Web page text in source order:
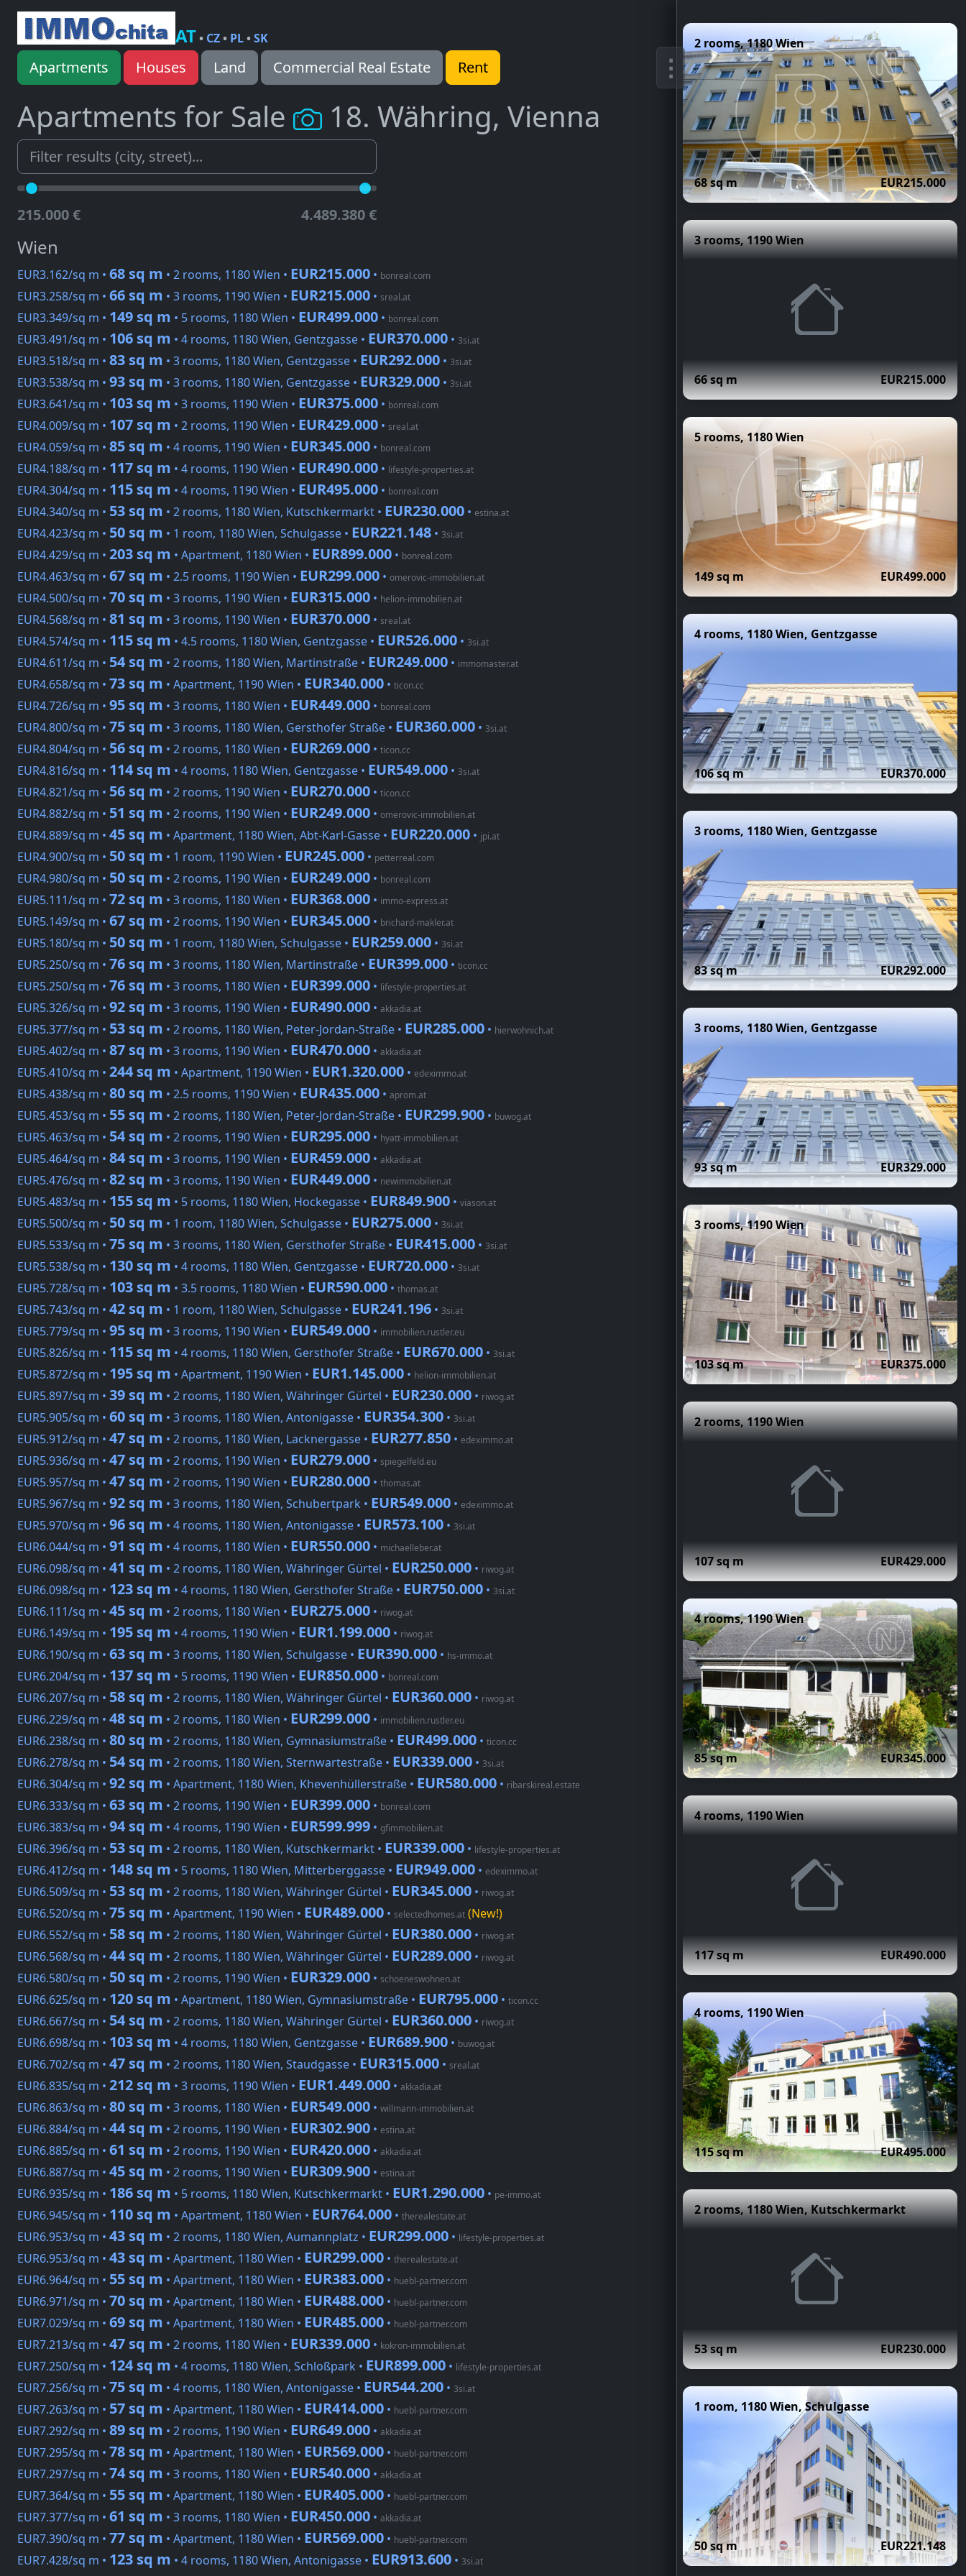
AT• CZ• PL•SK
Apartments Houses Land Commercial Real Estate Rent
Apartments for Sale 18. Währing, Vienna
215.000 € 4.489.380 €
Wien
EUR3.162/sq m • 68 sq m • 2 rooms, 1180 Wien • EUR215.000 • bonreal.com
EUR3.258/sq m • 66 sq m • 3 rooms, 1190 Wien • EUR215.000 • sreal.at
EUR3.349/sq m • 149 sq m • 5 rooms, 1180 Wien • EUR499.000 • bonreal.com
EUR3.491/sq m • 106 sq m • 4 rooms, 1180 Wien, Gentzgasse • EUR370.000 • 3si.at
EUR3.518/sq m • 83 sq m • 3 rooms, 1180 Wien, Gentzgasse • EUR292.000 • 3si.at
EUR3.538/sq m • 93 sq m • 3 rooms, 1180 Wien, Gentzgasse • EUR329.000 • 3si.at
EUR3.641/sq m • 103 sq m • 3 rooms, 1190 Wien • EUR375.000 • bonreal.com
EUR4.009/sq m • 107 sq m • 2 rooms, 1190 Wien • EUR429.000 • sreal.at
EUR4.059/sq m • 85 sq m • 4 rooms, 1190 Wien • EUR345.000 • bonreal.com
EUR4.188/sq m • 117 sq m • 4 rooms, 1190 Wien • EUR490.000 • lifestyle-properties.at
EUR4.304/sq m • 115 sq m • 4 rooms, 1190 Wien • EUR495.000 • bonreal.com
EUR4.340/sq m • 53 sq m • 2 rooms, 1180 Wien, Kutschkermarkt • EUR230.000 • estina.at
EUR4.423/sq m • 50 sq m • 1 room, 1180 Wien, Schulgasse • EUR221.148 • 3si.at
EUR4.429/sq m • 203 sq m • Apartment, 1180 Wien • EUR899.000 • bonreal.com
EUR4.463/sq m • 67 sq m • 2.5 rooms, 1190 Wien • EUR299.000 • omerovic-immobilien.at
EUR4.500/sq m • 70 sq m • 3 rooms, 1190 Wien • EUR315.000 • helion-immobilien.at
EUR4.568/sq m • 81 sq m • 3 rooms, 1190 Wien • EUR370.000 • sreal.at
EUR4.574/sq m • 115 sq m • 4.5 rooms, 1180 Wien, Gentzgasse • EUR526.000 • 3si.at
EUR4.611/sq m • 54 sq m • 2 rooms, 1180 Wien, Martinstraße • EUR249.000 • immomaster.at
EUR4.658/sq m • 73 sq m • Apartment, 1190 Wien • EUR340.000 • ticon.cc
EUR4.726/sq m • 95 sq m • 3 rooms, 1180 Wien • EUR449.000 • bonreal.com
EUR4.800/sq m • 75 sq m • 3 rooms, 1180 Wien, Gersthofer Straße • EUR360.000 • 3si.at
EUR4.804/sq m • 56 sq m • 2 rooms, 1180 Wien • EUR269.000 • ticon.cc
EUR4.816/sq m • 114 sq m • 4 rooms, 1180 Wien, Gentzgasse • EUR549.000 • 3si.at
EUR4.821/sq m • 56 sq m • 2 rooms, 1190 Wien • EUR270.000 • ticon.cc
EUR4.882/sq m • 51 sq m • 2 rooms, 1190 Wien • EUR249.000 • omerovic-immobilien.at
EUR4.889/sq m • 45 sq m • Apartment, 1180 Wien, Abt-Karl-Gasse • EUR220.000 • jpi.at
EUR4.900/sq m • 50 sq m • 1 room, 1190 Wien • EUR245.000 • petterreal.com
EUR4.980/sq m • 50 sq m • 2 rooms, 1190 Wien • EUR249.000 • bonreal.com
EUR5.111/sq m • 72 sq m • 3 rooms, 1180 Wien • EUR368.000 • immo-express.at
EUR5.149/sq m • 67 sq m • 2 rooms, 1190 Wien • EUR345.000 • brichard-makler.at
EUR5.180/sq m • 50 sq m • 1 room, 1180 Wien, Schulgasse • EUR259.000 • 3si.at
EUR5.250/sq m • 76 sq m • 3 rooms, 1180 Wien, Martinstraße • EUR399.000 • ticon.cc
EUR5.250/sq m • 76 sq m • 3 rooms, 1180 Wien • EUR399.000 • lifestyle-properties.at
EUR5.326/sq m • 92 sq m • 3 rooms, 1190 Wien • EUR490.000 • akkadia.at
EUR5.377/sq m • 53 sq m • 2 rooms, 1180 Wien, Peter-Jordan-Straße • EUR285.000 • hierwohnich.at
EUR5.402/sq m • 87 sq m • 3 rooms, 1190 Wien • EUR470.000 • akkadia.at
EUR5.410/sq m • 244 sq m • Apartment, 1190 Wien • EUR1.320.000 • edeximmo.at
EUR5.438/sq m • 80 sq m • 2.5 rooms, 1190 Wien • EUR435.000 • aprom.at
EUR5.453/sq m • 55 sq m • 2 rooms, 1180 Wien, Peter-Jordan-Straße • EUR299.900 • buwog.at
EUR5.463/sq m • 54 sq m • 2 rooms, 1190 Wien • EUR295.000 • hyatt-immobilien.at
EUR5.464/sq m • 84 sq m • 3 rooms, 1190 Wien • EUR459.000 • akkadia.at
EUR5.476/sq m • 82 sq m • 3 rooms, 1190 Wien • EUR449.000 • newimmobilien.at
EUR5.483/sq m • 155 sq m • 5 rooms, 1180 Wien, Hockegasse • EUR849.900 • viason.at
EUR5.500/sq m • 50 sq m • 1 room, 1180 Wien, Schulgasse • EUR275.000 • 3si.at
EUR5.533/sq m • 75 sq m • 3 rooms, 1180 Wien, Gersthofer Straße • EUR415.000 • 3si.at
EUR5.538/sq m • 130 sq m • 4 rooms, 1180 Wien, Gentzgasse • EUR720.000 • 3si.at
EUR5.728/sq m • 103 sq m • 3.5 rooms, 1180 Wien • EUR590.000 • thomas.at
EUR5.743/sq m • 42 sq m • 1 room, 1180 Wien, Schulgasse • EUR241.196 • 3si.at
EUR5.779/sq m • 95 sq m • 3 rooms, 1190 Wien • EUR549.000 • immobilien.rustler.eu
EUR5.826/sq m • 115 sq m • 4 rooms, 1180 Wien, Gersthofer Straße • EUR670.000 • 3si.at
EUR5.872/sq m • 195 sq m • Apartment, 1190 Wien • EUR1.145.000 • helion-immobilien.at
EUR5.897/sq m • 39 sq m • 2 rooms, 1180 Wien, Währinger Gürtel • EUR230.000 • riwog.at
EUR5.905/sq m • 60 sq m • 3 rooms, 1180 Wien, Antonigasse • EUR354.300 • 3si.at
EUR5.912/sq m • 47 sq m • 2 rooms, 1180 Wien, Lacknergasse • EUR277.850 • edeximmo.at
EUR5.936/sq m • 47 sq m • 2 rooms, 1190 Wien • EUR279.000 • spiegelfeld.eu
EUR5.957/sq m • 47 sq m • 2 rooms, 1190 Wien • EUR280.000 • thomas.at
EUR5.967/sq m • 92 sq m • 3 rooms, 1180 Wien, Schubertpark • EUR549.000 • edeximmo.at
EUR5.970/sq m • 96 sq m • 4 rooms, 1180 Wien, Antonigasse • EUR573.100 • 3si.at
EUR6.044/sq m • 91 sq m • 4 rooms, 1180 Wien • EUR550.000 • michaelleber.at
EUR6.098/sq m • 41 sq m • 2 rooms, 1180 Wien, Währinger Gürtel • EUR250.000 • riwog.at
EUR6.098/sq m • 123 sq m • 4 rooms, 1180 Wien, Gersthofer Straße • EUR750.000 • 3si.at
EUR6.111/sq m • 45 sq m • 2 rooms, 1180 Wien • EUR275.000 • riwog.at
EUR6.149/sq m • 195 sq m • 4 rooms, 1190 Wien • EUR1.199.000 • riwog.at
EUR6.190/sq m • 63 sq m • 3 rooms, 1180 Wien, Schulgasse • EUR390.000 • hs-immo.at
EUR6.204/sq m • 137 sq m • 5 rooms, 1190 Wien • EUR850.000 • bonreal.com
EUR6.207/sq m • 58 sq m • 2 rooms, 1180 Wien, Währinger Gürtel • EUR360.000 • riwog.at
EUR6.229/sq m • 48 sq m • 2 rooms, 1180 Wien • EUR299.000 • immobilien.rustler.eu
EUR6.238/sq m • 80 sq m • 2 rooms, 1180 Wien, Gymnasiumstraße • EUR499.000 • ticon.cc
EUR6.278/sq m • 54 sq m • 2 rooms, 1180 Wien, Sternwartestraße • EUR339.000 • 3si.at
EUR6.304/sq m • 92 sq m • Apartment, 1180 Wien, Khevenhüllerstraße • EUR580.000 • ribarskireal.estate
EUR6.333/sq m • 63 sq m • 2 rooms, 1190 Wien • EUR399.000 • bonreal.com
EUR6.383/sq m • 94 sq m • 4 rooms, 1190 Wien • EUR599.999 • gfimmobilien.at
EUR6.396/sq m • 53 sq m • 2 rooms, 1180 Wien, Kutschkermarkt • EUR339.000 • lifestyle-properties.at
EUR6.412/sq m • 148 sq m • 5 rooms, 1180 Wien, Mitterberggasse • EUR949.000 • edeximmo.at
EUR6.509/sq m • 53 sq m • 2 rooms, 1180 Wien, Währinger Gürtel • EUR345.000 • riwog.at
EUR6.520/sq m • 75 sq m • Apartment, 1190 Wien • EUR489.000 • selectedhomes.at (New!)
EUR6.552/sq m • 58 sq m • 2 rooms, 1180 Wien, Währinger Gürtel • EUR380.000 • riwog.at
EUR6.568/sq m • 44 sq m • 2 rooms, 1180 Wien, Währinger Gürtel • EUR289.000 • riwog.at
EUR6.580/sq m • 50 sq m • 2 rooms, 1190 Wien • EUR329.000 • schoeneswohnen.at
EUR6.625/sq m • 120 sq m • Apartment, 1180 Wien, Gymnasiumstraße • EUR795.000 • ticon.cc
EUR6.667/sq m • 54 sq m • 2 rooms, 1180 Wien, Währinger Gürtel • EUR360.000 • riwog.at
EUR6.698/sq m • 103 sq m • 4 rooms, 1180 Wien, Gentzgasse • EUR689.900 • buwog.at
EUR6.702/sq m • 47 sq m • 2 rooms, 1180 Wien, Staudgasse • EUR315.000 • sreal.at
EUR6.835/sq m • 212 sq m • 3 rooms, 1190 Wien • EUR1.449.000 • akkadia.at
EUR6.863/sq m • 80 sq m • 3 rooms, 1180 Wien • EUR549.000 • willmann-immobilien.at
EUR6.884/sq m • 44 sq m • 2 rooms, 1190 Wien • EUR302.900 • estina.at
EUR6.885/sq m • 61 sq m • 2 rooms, 1190 Wien • EUR420.000 • akkadia.at
EUR6.887/sq m • 45 sq m • 2 rooms, 1190 Wien • EUR309.900 • estina.at
EUR6.935/sq m • 186 sq m • 5 rooms, 1180 Wien, Kutschkermarkt • EUR1.290.000 • pe-immo.at
EUR6.945/sq m • 110 sq m • Apartment, 1180 Wien • EUR764.000 • therealestate.at
EUR6.953/sq m • 43 sq m • 2 rooms, 1180 Wien, Aumannplatz • EUR299.000 • lifestyle-properties.at
EUR6.953/sq m • 43 sq m • Apartment, 1180 Wien • EUR299.000 • therealestate.at
EUR6.964/sq m • 55 sq m • Apartment, 1180 Wien • EUR383.000 • huebl-partner.com
EUR6.971/sq m • 70 sq m • Apartment, 1180 Wien • EUR488.000 • huebl-partner.com
EUR7.029/sq m • 69 sq m • Apartment, 1180 Wien • EUR485.000 • huebl-partner.com
EUR7.213/sq m • 47 sq m • 2 rooms, 1180 Wien • EUR339.000 • kokron-immobilien.at
EUR7.250/sq m • 124 sq m • 4 rooms, 1180 Wien, Schloßpark • EUR899.000 • lifestyle-properties.at
EUR7.256/sq m • 75 sq m • 4 rooms, 1180 Wien, Antonigasse • EUR544.200 • 3si.at
EUR7.263/sq m • 57 sq m • Apartment, 1180 Wien • EUR414.000 • huebl-partner.com
EUR7.292/sq m • 89 sq m • 2 rooms, 1190 Wien • EUR649.000 • akkadia.at
EUR7.295/sq m • 78 sq m • Apartment, 1180 Wien • EUR569.000 • huebl-partner.com
EUR7.297/sq m • 74 sq m • 3 rooms, 1180 Wien • EUR540.000 • akkadia.at
EUR7.364/sq m • 55 sq m • Apartment, 1180 Wien • EUR405.000 • huebl-partner.com
EUR7.377/sq m • 61 sq m • 3 rooms, 1180 Wien • EUR450.000 • akkadia.at
EUR7.390/sq m • 77 sq m • Apartment, 1180 Wien • EUR569.000 • huebl-partner.com
EUR7.428/sq m • 123 sq m • 4 rooms, 1180 Wien, Antonigasse • EUR913.600 • 3si.at